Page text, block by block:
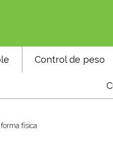
Control de peso
física